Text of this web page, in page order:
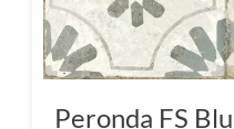
Peronda FS